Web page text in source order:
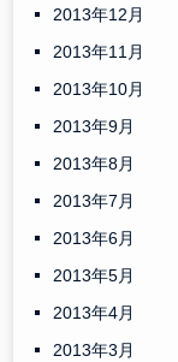
2013年12月
2013年11月
2013年10月
2013年9月
2013年8月
2013年7月
2013年6月
2013年5月
2013年4月
2013年3月